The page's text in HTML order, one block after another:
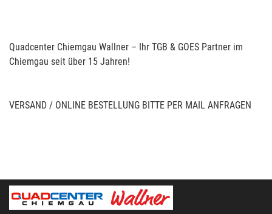
Quadcenter Chiemgau Wallner – Ihr TGB & GOES Partner im
Chiemgau seit über 15 Jahren!
VERSAND / ONLINE BESTELLUNG BITTE PER MAIL ANFRAGEN